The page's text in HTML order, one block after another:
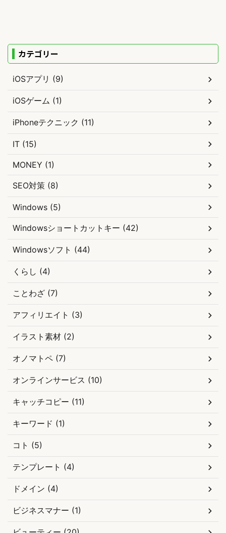
カテゴリー
iOSアプリ (9)
iOSゲーム (1)
iPhoneテクニック (11)
IT (15)
MONEY (1)
SEO対策 (8)
Windows (5)
Windowsショートカットキー (42)
Windowsソフト (44)
くらし (4)
ことわざ (7)
アフィリエイト (3)
イラスト素材 (2)
オノマトペ (7)
オンラインサービス (10)
キャッチコピー (11)
キーワード (1)
コト (5)
テンプレート (4)
ドメイン (4)
ビジネスマナー (1)